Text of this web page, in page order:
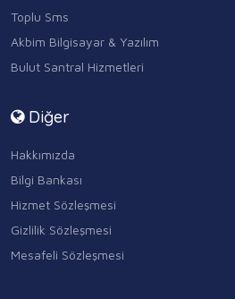
Toplu Sms
Akbim Bilgisayar & Yazılım
Bulut Santral Hizmetleri
Diğer
Hakkımızda
Bilgi Bankası
Hizmet Sözleşmesi
Gizlilik Sözleşmesi
Mesafeli Sözleşmesi